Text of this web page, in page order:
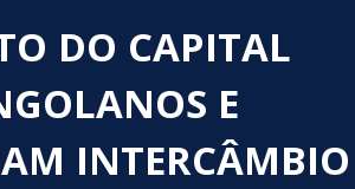
DO CAPITAL
E
INTERCÂMBIO